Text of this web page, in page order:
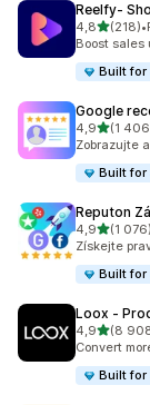
Reelfy‑
4,8z 5(218)
Celkový •
Boost sales
Built for
Google
4,9z 5(1
Celkový
Zobrazujte
Built for
Reputon
4,9z 5 hvězd
(1 076)
Celkový
Získejte
Built for
Loox ‑
4,9z 5(8
Celkový
Convert
Built for